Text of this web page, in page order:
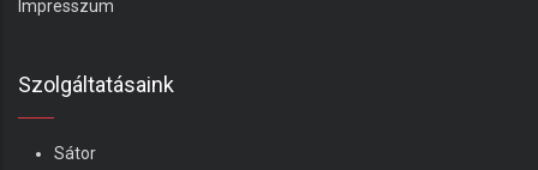
Impresszum
Szolgáltatásaink
Sátor